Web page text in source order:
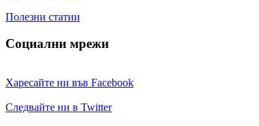
Полезни статии
Социални мрежи
Харесайте ни във Facebook
Следвайте ни в Twitter